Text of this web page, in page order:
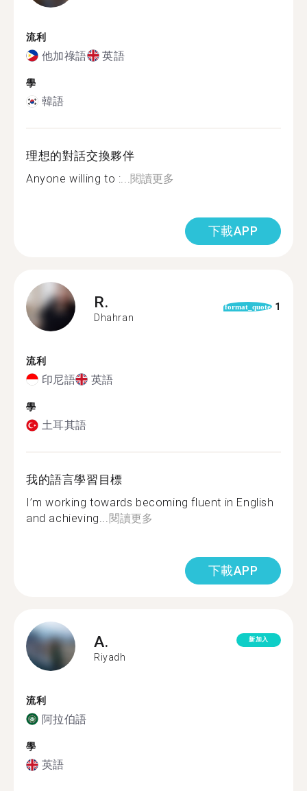
流利
他加祿語 英語
學
韓語
理想的對話交換夥伴
Anyone willing to :...閱讀更多
下載APP
R.
Dhahran
format_quote 1
流利
印尼語 英語
學
土耳其語
我的語言學習目標
I’m working towards becoming fluent in English
and achieving...閱讀更多
下載APP
A.
Riyadh
新加入
流利
阿拉伯語
學
英語